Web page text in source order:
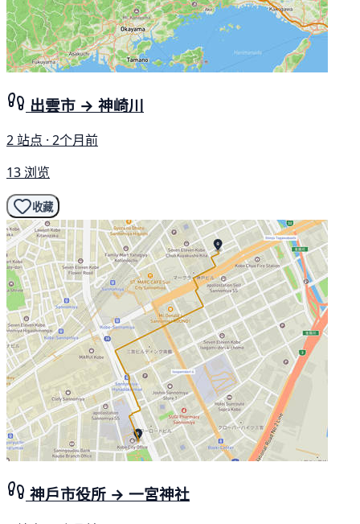
出雲市 → 神崎川
2 站点 · 2个月前
13 浏览
收藏
神戶市役所 → 一宮神社